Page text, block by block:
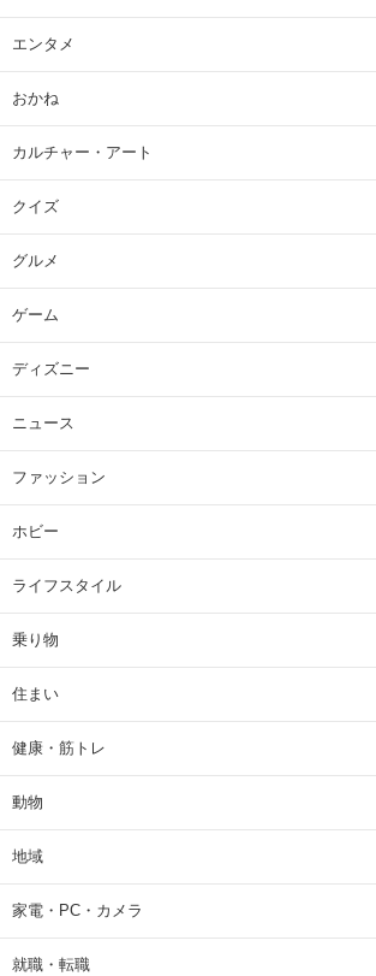
エンタメ
おかね
カルチャー・アート
クイズ
グルメ
ゲーム
ディズニー
ニュース
ファッション
ホビー
ライフスタイル
乗り物
住まい
健康・筋トレ
動物
地域
家電・PC・カメラ
就職・転職